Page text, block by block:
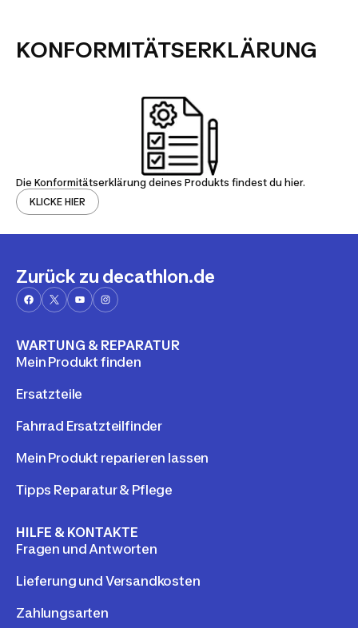
KONFORMITÄTSERKLÄRUNG
Die Konformitätserklärung deines Produkts findest du hier.
KLICKE HIER
Zurück zu decathlon.de
WARTUNG & REPARATUR
Mein Produkt finden
Ersatzteile
Fahrrad Ersatzteilfinder
Mein Produkt reparieren lassen
Tipps Reparatur & Pflege
HILFE & KONTAKTE
Fragen und Antworten
Lieferung und Versandkosten
Zahlungsarten